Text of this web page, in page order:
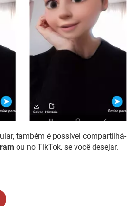
também é possível compartilhá-
ou no TikTok, se você desejar.